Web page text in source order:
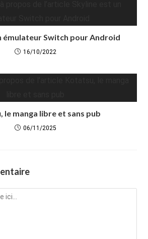
émulateur Switch pour Android
16/10/2022
le manga libre et sans pub
06/11/2025